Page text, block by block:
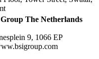
The Netherlands
9, 1066 EP